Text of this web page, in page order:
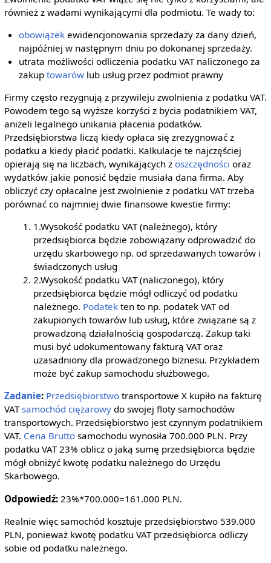
również z wadami wynikającymi dla podmiotu. Te wady to:
obowiązek ewidencjonowania sprzedaży za dany dzień,
najpóźniej w następnym dniu po dokonanej sprzedaży.
utrata możliwości odliczenia podatku VAT naliczonego za
zakuptowarów lub usług przez podmiot prawny
Firmy często rezygnują z przywileju zwolnienia z podatku VAT.
Powodem tego są wyższe korzyści z bycia podatnikiem VAT,
aniżeli legalnego unikania płacenia podatków.
Przedsiębiorstwa liczą kiedy opłaca się zrezygnować z
podatku a kiedy płacić podatki. Kalkulacje te najczęściej
opierają się na liczbach, wynikających z oszczędności oraz
wydatków jakie ponosić będzie musiała dana firma. Aby
obliczyć czy opłacalne jest zwolnienie z podatku VAT trzeba
porównać co najmniej dwie finansowe kwestie firmy:
1.Wysokość podatku VAT (należnego), który
przedsiębiorca będzie zobowiązany odprowadzić do
urzędu skarbowego np. od sprzedawanych towarów i
świadczonych usług
2.Wysokość podatku VAT (naliczonego), który
przedsiębiorca będzie mógł odliczyć od podatku
należnego. Podatek ten to np. podatek VAT od
zakupionych towarów lub usług, które związane są z
prowadzoną działalnością gospodarczą. Zakup taki
musi być udokumentowany fakturą VAT oraz
uzasadniony dla prowadzonego biznesu. Przykładem
może być zakup samochodu służbowego.
Zadanie: Przedsiębiorstwotransportowe X kupiło na fakturę
VATsamochód ciężarowydo swojej floty samochodów
transportowych. Przedsiębiorstwo jest czynnym podatnikiem
VAT. Cena Bruttosamochodu wynosiła 700.000 PLN. Przy
podatku VAT 23% oblicz o jaką sumę przedsiębiorca będzie
mógł obniżyć kwotę podatku należnego do Urzędu
Skarbowego.
Odpowiedź:23%*700.000=161.000 PLN.
Realnie więc samochód kosztuje przedsiębiorstwo 539.000
PLN, ponieważ kwotę podatku VAT przedsiębiorca odliczy
sobie od podatku należnego.